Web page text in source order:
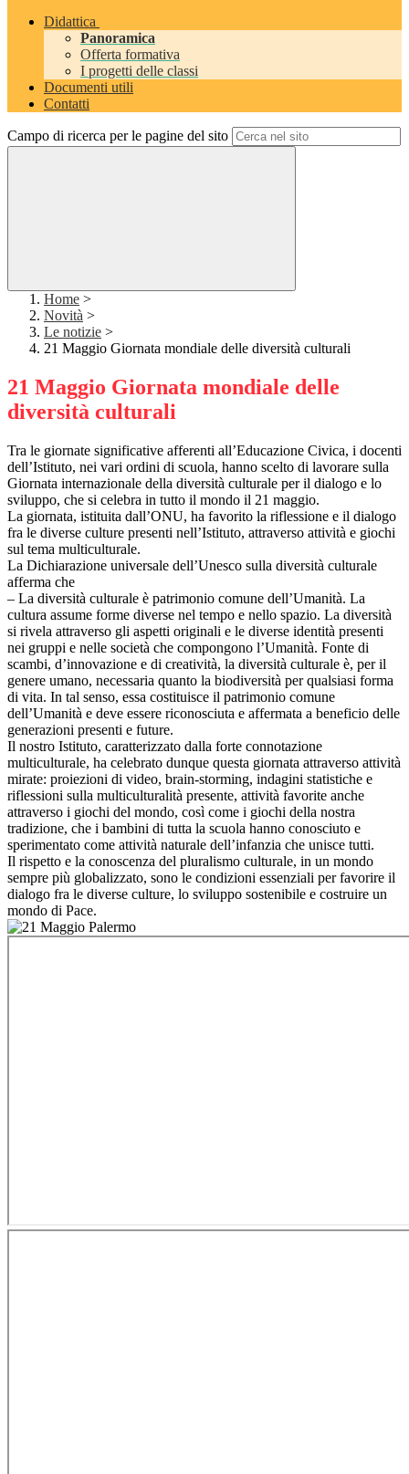
Didattica
Panoramica
Offerta formativa
I progetti delle classi
Documenti utili
Contatti
Campo di ricerca per le pagine del sito
Home >
Novità >
Le notizie >
21 Maggio Giornata mondiale delle diversità culturali
21 Maggio Giornata mondiale delle
diversità culturali
Tra le giornate significative afferenti all’Educazione Civica, i docenti
dell’Istituto, nei vari ordini di scuola, hanno scelto di lavorare sulla
Giornata internazionale della diversità culturale per il dialogo e lo
sviluppo, che si celebra in tutto il mondo il 21 maggio.
La giornata, istituita dall’ONU, ha favorito la riflessione e il dialogo
fra le diverse culture presenti nell’Istituto, attraverso attività e giochi
sul tema multiculturale.
La Dichiarazione universale dell’Unesco sulla diversità culturale
afferma che
– La diversità culturale è patrimonio comune dell’Umanità. La
cultura assume forme diverse nel tempo e nello spazio. La diversità
si rivela attraverso gli aspetti originali e le diverse identità presenti
nei gruppi e nelle società che compongono l’Umanità. Fonte di
scambi, d’innovazione e di creatività, la diversità culturale è, per il
genere umano, necessaria quanto la biodiversità per qualsiasi forma
di vita. In tal senso, essa costituisce il patrimonio comune
dell’Umanità e deve essere riconosciuta e affermata a beneficio delle
generazioni presenti e future.
Il nostro Istituto, caratterizzato dalla forte connotazione
multiculturale, ha celebrato dunque questa giornata attraverso attività
mirate: proiezioni di video, brain-storming, indagini statistiche e
riflessioni sulla multiculturalità presente, attività favorite anche
attraverso i giochi del mondo, così come i giochi della nostra
tradizione, che i bambini di tutta la scuola hanno conosciuto e
sperimentato come attività naturale dell’infanzia che unisce tutti.
Il rispetto e la conoscenza del pluralismo culturale, in un mondo
sempre più globalizzato, sono le condizioni essenziali per favorire il
dialogo fra le diverse culture, lo sviluppo sostenibile e costruire un
mondo di Pace.